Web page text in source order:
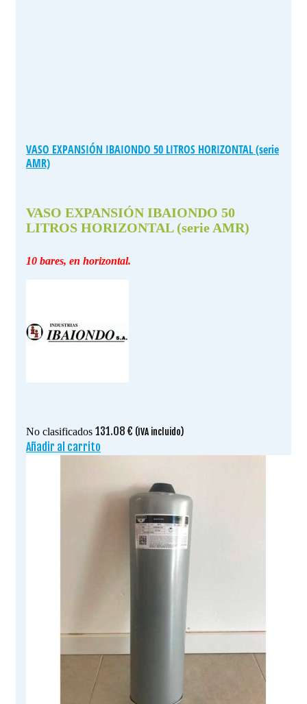
VASO EXPANSIÓN IBAIONDO 50 LITROS HORIZONTAL (serie
AMR)
VASO EXPANSIÓN IBAIONDO 50
LITROS HORIZONTAL (serie AMR)
10 bares, en horizontal.
No clasificados 131.08 € (IVA incluido)
Añadir al carrito